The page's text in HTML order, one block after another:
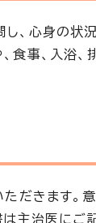
、心身の
食事、入浴
ただきます
主治医にご